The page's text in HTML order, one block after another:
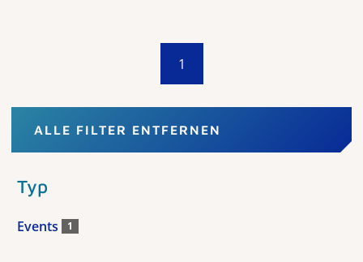
1
ALLE FILTER ENTFERNEN
Typ
Events 1